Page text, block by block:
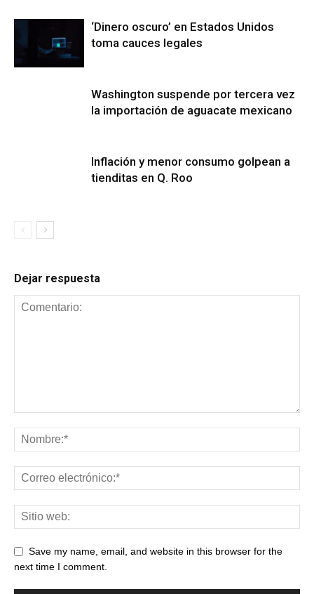
‘Dinero oscuro’ en Estados Unidos
toma cauces legales
Washington suspende por tercera vez
la importación de aguacate mexicano
Inflación y menor consumo golpean a
tienditas en Q. Roo
Dejar respuesta
Save my name, email, and website in this browser for the
next time I comment.